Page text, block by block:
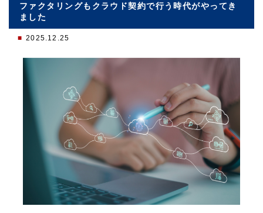
ファクタリングもクラウド契約で行う時代がやってき
ました
2025.12.25